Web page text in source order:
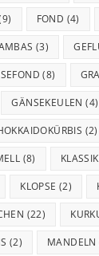
FOND (4)
(3)
(8)
GÄNSEKEULEN (4)
(2)
(8)
KLOPSE (2)
(22)
(2) MANDELN